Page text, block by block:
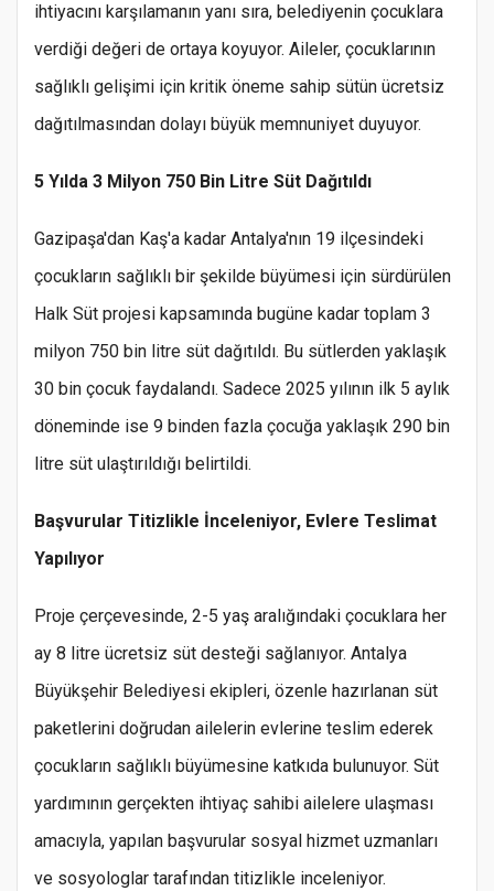
ihtiyacını karşılamanın yanı sıra, belediyenin çocuklara
verdiği değeri de ortaya koyuyor. Aileler, çocuklarının
sağlıklı gelişimi için kritik öneme sahip sütün ücretsiz
dağıtılmasından dolayı büyük memnuniyet duyuyor.
5 Yılda 3 Milyon 750 Bin Litre Süt Dağıtıldı
Gazipaşa'dan Kaş'a kadar Antalya'nın 19 ilçesindeki
çocukların sağlıklı bir şekilde büyümesi için sürdürülen
Halk Süt projesi kapsamında bugüne kadar toplam 3
milyon 750 bin litre süt dağıtıldı. Bu sütlerden yaklaşık
30 bin çocuk faydalandı. Sadece 2025 yılının ilk 5 aylık
döneminde ise 9 binden fazla çocuğa yaklaşık 290 bin
litre süt ulaştırıldığı belirtildi.
Başvurular Titizlikle İnceleniyor, Evlere Teslimat
Yapılıyor
Proje çerçevesinde, 2-5 yaş aralığındaki çocuklara her
ay 8 litre ücretsiz süt desteği sağlanıyor. Antalya
Büyükşehir Belediyesi ekipleri, özenle hazırlanan süt
paketlerini doğrudan ailelerin evlerine teslim ederek
çocukların sağlıklı büyümesine katkıda bulunuyor. Süt
yardımının gerçekten ihtiyaç sahibi ailelere ulaşması
amacıyla, yapılan başvurular sosyal hizmet uzmanları
ve sosyologlar tarafından titizlikle inceleniyor.